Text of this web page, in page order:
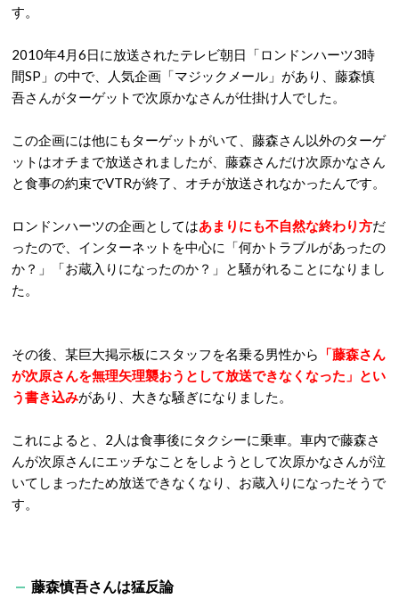
す。
2010年4月6日に放送されたテレビ朝日「ロンドンハーツ3時
間SP」の中で、人気企画「マジックメール」があり、藤森慎
吾さんがターゲットで次原かなさんが仕掛け人でした。
この企画には他にもターゲットがいて、藤森さん以外のターゲ
ットはオチまで放送されましたが、藤森さんだけ次原かなさん
と食事の約束でVTRが終了、オチが放送されなかったんです。
ロンドンハーツの企画としてはあまりにも不自然な終わり方だ
ったので、インターネットを中心に「何かトラブルがあったの
か？」「お蔵入りになったのか？」と騒がれることになりまし
た。
その後、某巨大掲示板にスタッフを名乗る男性から
「藤森さん
が次原さんを無理矢理襲おうとして放送できなくなった」とい
う書き込みがあり、大きな騒ぎになりました。
これによると、2人は食事後にタクシーに乗車。車内で藤森さ
んが次原さんにエッチなことをしようとして次原かなさんが泣
いてしまったため放送できなくなり、お蔵入りになったそうで
す。
藤森慎吾さんは猛反論